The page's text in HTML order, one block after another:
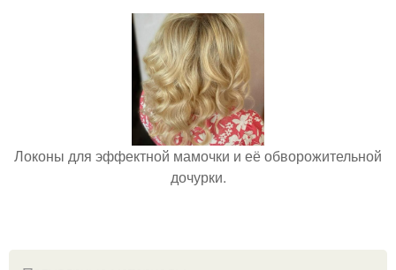
Локоны для эффектной мамочки и её обворожительной
дочурки.